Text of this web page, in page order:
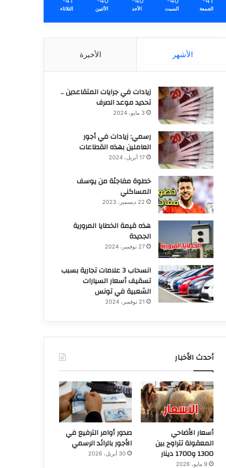
الجمعة السبت الأحد الأثنين الثلاثاء
الأشهر الأخيرة
زيادات في جرايات المتقاعدين ..
تحديد موعد الصرف
3 مايو، 2024
رسمي: زيادات في أجور
العاملين بهذه القطاعات
17 أبريل، 2024
خطوة مفاجئة من يوسف
المساكني
22 ديسمبر، 2023
هذه قيمة الخطايا المرورية
الجديدة
27 نوفمبر، 2024
انسحاب 3 علامات تجارية بسبب
تسقيف أسعار السيارات
الشعبية في تونس
21 نوفمبر، 2024
أحدث الأخبار
أسعار الأضاحي
المعقولة تتراوح بين
1300 و1700 دينار
9 مايو، 2026
صدور أوامر الترفيع في
الأجور بالرائد الرسمي
30 أبريل، 2026